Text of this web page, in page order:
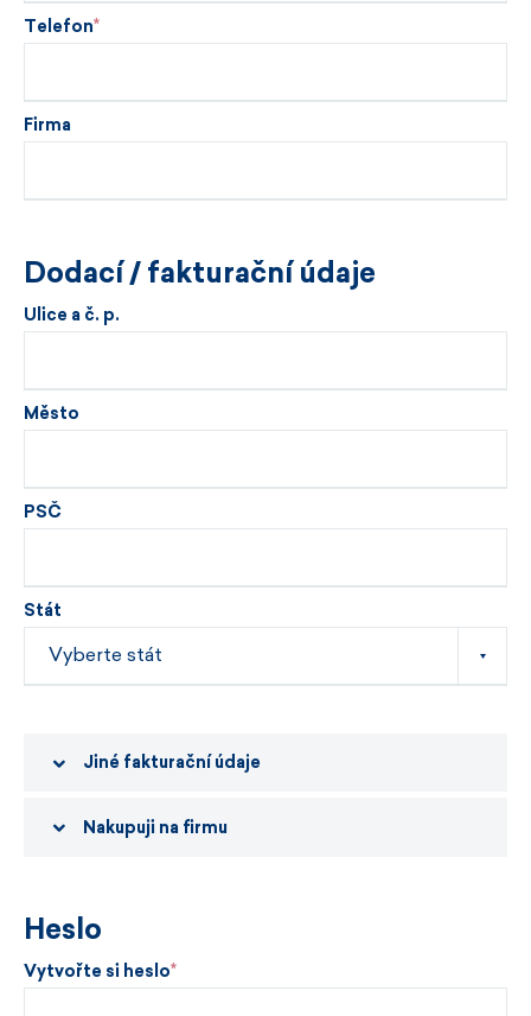
Telefon
Firma
Dodací / fakturační údaje
Ulice a č. p.
Město
PSČ
Stát
Jiné fakturační údaje
Nakupuji na firmu
Heslo
Vytvořte si heslo